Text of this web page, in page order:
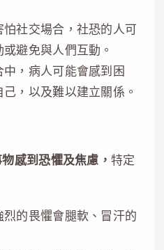
社交場合，社恐的人可
避免與人們互動。
，病人可能會感到困
，以及難以建立關係。
感到恐懼及焦慮，特定
的畏懼會腿軟、冒汗的